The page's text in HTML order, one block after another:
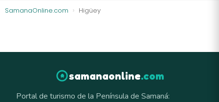
SamanaOnline.com Higüey
samanaonline.com
Portal de turismo de la Península de Samaná: